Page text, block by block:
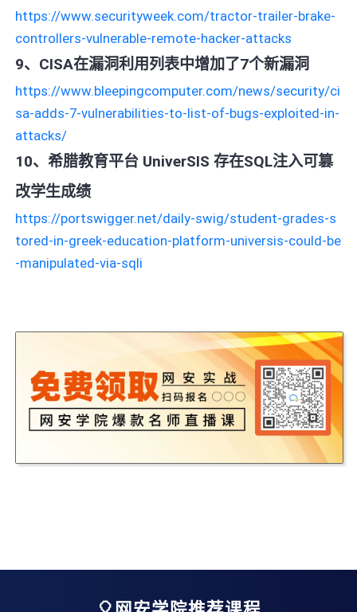
https://www.securityweek.com/tractor-trailer-brake-
controllers-vulnerable-remote-hacker-attacks
9、CISA在漏洞利用列表中增加了7个新漏洞
https://www.bleepingcomputer.com/news/security/ci
sa-adds-7-vulnerabilities-to-list-of-bugs-exploited-in-
attacks/
10、希腊教育平台 UniverSIS 存在SQL注入可篡
改学生成绩
https://portswigger.net/daily-swig/student-grades-s
tored-in-greek-education-platform-universis-could-be
-manipulated-via-sqli